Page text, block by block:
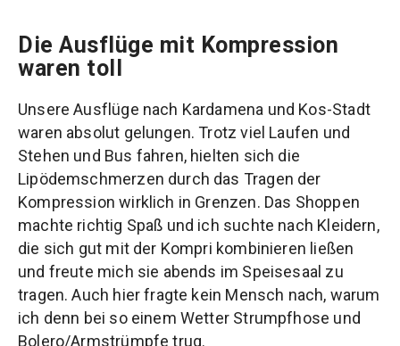
Die Ausflüge mit Kompression
waren toll
Unsere Ausflüge nach Kardamena und Kos-Stadt
waren absolut gelungen. Trotz viel Laufen und
Stehen und Bus fahren, hielten sich die
Lipödemschmerzen durch das Tragen der
Kompression wirklich in Grenzen. Das Shoppen
machte richtig Spaß und ich suchte nach Kleidern,
die sich gut mit der Kompri kombinieren ließen
und freute mich sie abends im Speisesaal zu
tragen. Auch hier fragte kein Mensch nach, warum
ich denn bei so einem Wetter Strumpfhose und
Bolero/Armstrümpfe trug.